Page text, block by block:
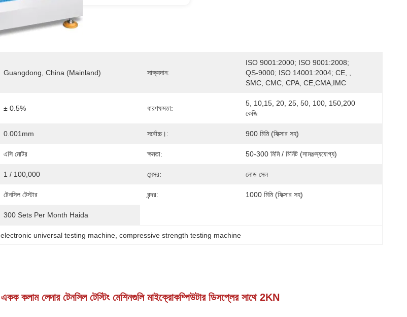
Guangdong, China (Mainland) সাক্ষ্যদান:
ISO 9001:2000; ISO 9001:2008;
QS-9000; ISO 14001:2004; CE, ,
SMC, CMC, CPA, CE,CMA,IMC
± 0.5% ধারণক্ষমতা:
5, 10,15, 20, 25, 50, 100, 150,200
কেজি
0.001mm সর্বোচ্চ।: 900 মিমি (ফিক্সার সহ)
এসি মোটর ক্ষমতা: 50-300 মিমি / মিনিট (সামঞ্জস্যযোগ্য)
1 / 100,000 সেন্সর: লোড সেল
টেনসিল টেস্টার বন্দর: 1000 মিমি (ফিক্সার সহ)
300 Sets Per Month Haida
electronic universal testing machine , compressive strength testing machine
একক কলাম লেদার টেনসিল টেস্টিং মেশিনগুলি মাইক্রোকম্পিউটার ডিসপ্লের সাথে 2KN